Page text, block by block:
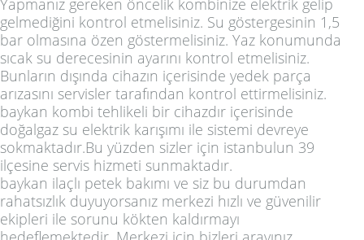
Yapmanız gereken öncelik kombinize elektrik gelip
gelmediğini kontrol etmelisiniz. Su göstergesinin 1,5
bar olmasına özen göstermelisiniz. Yaz konumunda
sıcak su derecesinin ayarını kontrol etmelisiniz.
Bunların dışında cihazın içerisinde yedek parça
arızasını servisler tarafından kontrol ettirmelisiniz.
baykan kombi tehlikeli bir cihazdır içerisinde
doğalgaz su elektrik karışımı ile sistemi devreye
sokmaktadır.Bu yüzden sizler için istanbulun 39
ilçesine servis hizmeti sunmaktadır.
baykan ilaçlı petek bakımı ve siz bu durumdan
rahatsızlık duyuyorsanız merkezi hızlı ve güvenilir
ekipleri ile sorunu kökten kaldırmayı